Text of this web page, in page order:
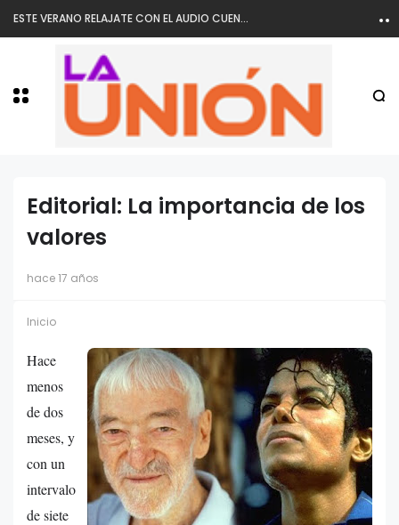
ESTE VERANO RELAJATE CON EL AUDIO CUENTO DE LA TRIBU
Editorial: La importancia de los
valores
hace 17 años
Inicio
Hace
menos
de dos
meses, y
con un
intervalo
de siete